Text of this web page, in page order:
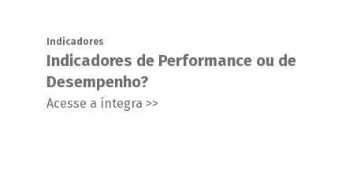
Indicadores
Indicadores de Performance ou de
Desempenho?
Acesse a íntegra >>